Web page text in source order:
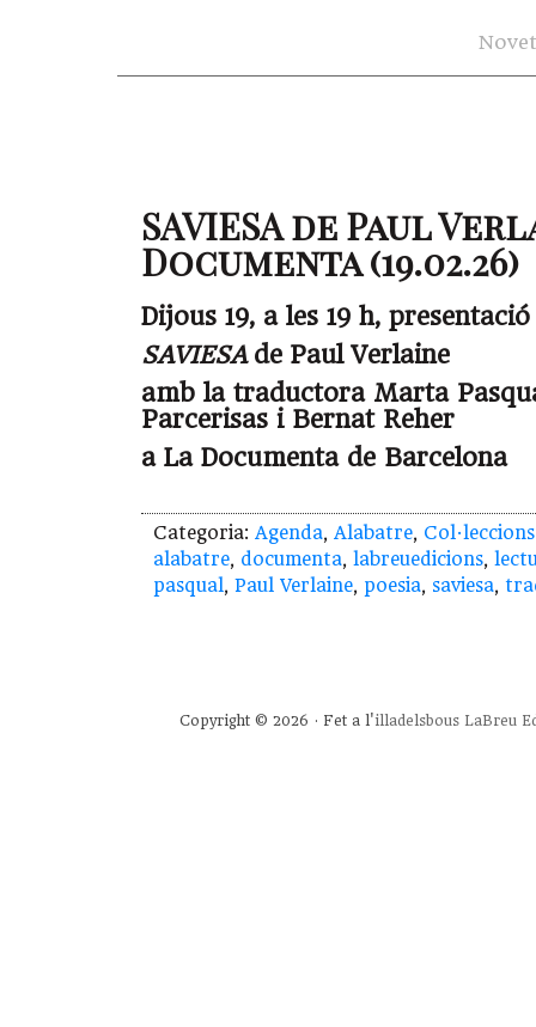
SAVIESA de Paul
Documenta (19.02.26)
Dijous 19, a les 19 h,
SAVIESAde Paul Verlaine
amb la traductora Marta
Parcerisas i Bernat Reher
a La Documenta de Barcelona
Categoria: Agenda, Alabatre, Col·leccions
alabatre, documenta, labreuedicions,
pasqual, Paul Verlaine, poesia, saviesa,
Copyright © 2026 · Fet a l'illadelsbous LaBreu